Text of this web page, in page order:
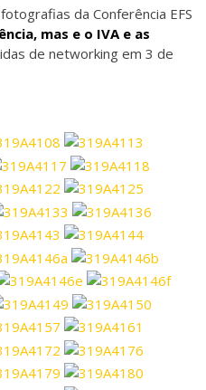
da Conferência EFS
mas e o IVA e as
de networking em 3 de